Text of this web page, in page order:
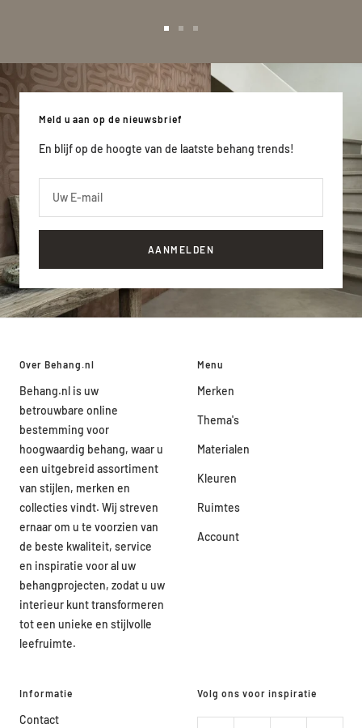
slide
1
slide
2
slide
3
Meld u aan op de nieuwsbrief
En blijf op de hoogte van de laatste behang trends!
Uw E-mail
AANMELDEN
Over Behang.nl
Behang.nl is uw
betrouwbare online
bestemming voor
hoogwaardig behang, waar u
een uitgebreid assortiment
van stijlen, merken en
collecties vindt. Wij streven
ernaar om u te voorzien van
de beste kwaliteit, service
en inspiratie voor al uw
behangprojecten, zodat u uw
interieur kunt transformeren
tot een unieke en stijlvolle
leefruimte.
Menu
Merken
Thema's
Materialen
Kleuren
Ruimtes
Account
Informatie
Contact
Volg ons voor inspiratie